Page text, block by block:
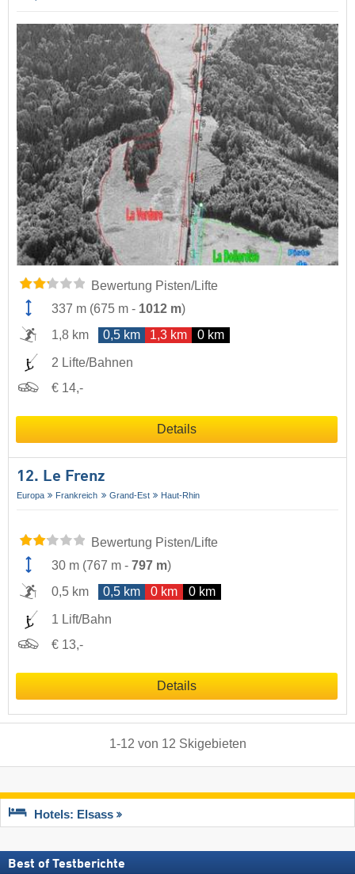
Bewertung Pisten/Lifte
337 m (675 m - 1012 m)
1,8 km
0,5 km 1,3 km 0 km
2 Lifte/Bahnen
€ 14,-
Details
12. Le Frenz
Europa Frankreich Grand-Est Haut-Rhin
Bewertung Pisten/Lifte
30 m (767 m - 797 m)
0,5 km
0,5 km 0 km 0 km
1 Lift/Bahn
€ 13,-
Details
1-12 von 12 Skigebieten
Hotels: Elsass
Best of Testberichte